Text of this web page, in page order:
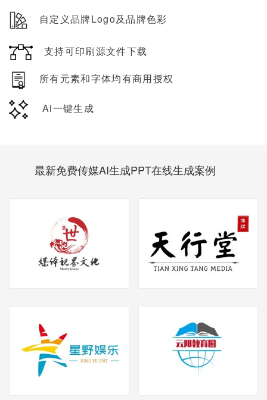
自定义品牌Logo及品牌色彩
支持可印刷源文件下载
所有元素和字体均有商用授权
Ai一键生成
最新免费传媒AI生成PPT在线生成案例